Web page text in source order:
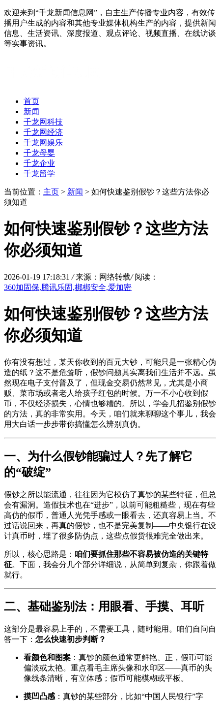
欢迎来到“千龙新闻信息网”，自主生产传播专业内容，有效传
播用户生成的内容和其他专业媒体机构生产的内容，提供新闻
信息、生活资讯、深度报道、观点评论、视频直播、在线访谈
等实事资讯。
首页
新闻
千龙网科技
千龙网经济
千龙网娱乐
千龙母婴
千龙企业
千龙留学
当前位置： 主页 > 新闻 > 如何快速鉴别假钞？这些方法你必
须知道
如何快速鉴别假钞？这些方法
你必须知道
2026-01-19 17:18:31 / 来源：网络转载/ 阅读：
360加固保,腾讯乐固,梆梆安全,爱加密
如何快速鉴别假钞？这些方法
你必须知道
你有没有想过，某天你收到的百元大钞，可能只是一张精心伪
造的纸？这不是危耸听，假钞问题其实离我们生活并不远。虽
然现在电子支付普及了，但现金交易仍然常见，尤其是小商
贩、菜市场或者老人给孩子红包的时候。万一不小心收到假
币，不仅经济损失，心情也够糟的。所以，学会几招鉴别假钞
的方法，真的非常实用。今天，咱们就来聊聊这个事儿，我会
用大白话一步步带你搞懂怎么辨别真伪。
一、为什么假钞能骗过人？先了解它
的“破绽”
假钞之所以能流通，往往因为它模仿了真钞的某些特征，但总
会有漏洞。造假技术也在“进步”，以前可能粗糙些，现在有些
高仿的假币，普通人光凭手感或一眼看去，还真容易上当。不
过话说回来，再真的假钞，也不是完美复制——中央银行在设
计真币时，埋了很多防伪点，这些点假货很难完全做出来。
所以，核心思路是： 咱们要抓住那些不容易被仿造的关键特
征。下面，我会分几个部分详细说，从简单到复杂，你跟着做
就行。
二、基础鉴别法：用眼看、手摸、耳听
这部分是最容易上手的，不需要工具，随时能用。咱们自问自
答一下： 怎么快速初步判断？
看颜色和图案 ：真钞的颜色通常更鲜艳、正，假币可能
偏淡或太艳。重点看毛主席头像和水印区——真币的头
像线条清晰，有立体感；假币可能模糊或平板。
摸凹凸感 ：真钞的某些部分，比如“中国人民银行”字